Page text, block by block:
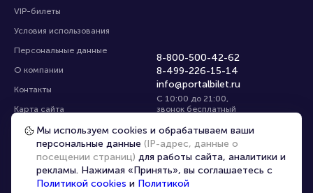
VIP-билеты
Условия использования
Персональные данные
О компании
Контакты
Карта сайта
Управление cookies
8-800-500-42-62
8-499-226-15-14
info@portalbilet.ru
С 10:00 до 21:00,
звонок бесплатный
Все площадки
Главная | Екатеринбург
Мы используем cookies и обрабатываем ваши
персональные данные (IP-адрес, данные о
посещении страниц) для работы сайта, аналитики и
рекламы. Нажимая «Принять», вы соглашаетесь с
Политикой cookies и Политикой